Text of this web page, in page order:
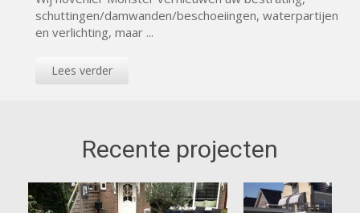
schuttingen/damwanden/beschoeiingen, waterpartijen
en verlichting, maar ...
Lees verder
Recente projecten